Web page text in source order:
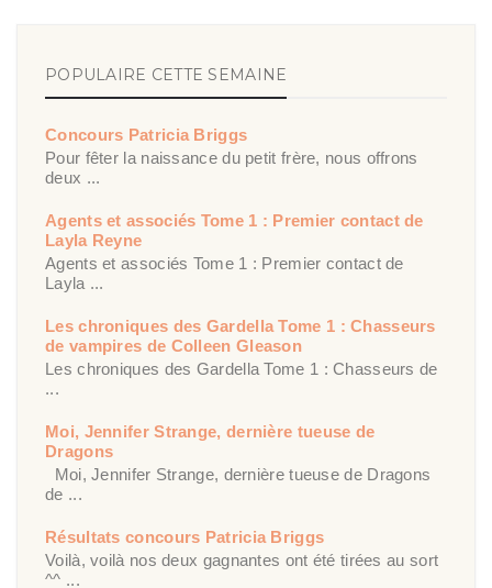
POPULAIRE CETTE SEMAINE
Concours Patricia Briggs
Pour fêter la naissance du petit frère, nous offrons
deux ...
Agents et associés Tome 1 : Premier contact de
Layla Reyne
Agents et associés Tome 1 : Premier contact de
Layla ...
Les chroniques des Gardella Tome 1 : Chasseurs
de vampires de Colleen Gleason
Les chroniques des Gardella Tome 1 : Chasseurs de
...
Moi, Jennifer Strange, dernière tueuse de
Dragons
Moi, Jennifer Strange, dernière tueuse de Dragons
de ...
Résultats concours Patricia Briggs
Voilà, voilà nos deux gagnantes ont été tirées au sort
^^ ...